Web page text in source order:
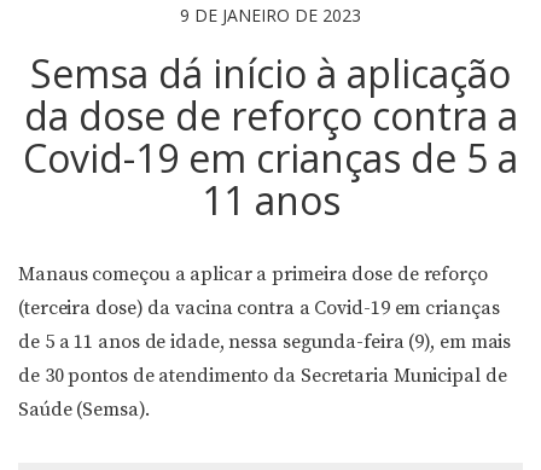
9 DE JANEIRO DE 2023
Semsa dá início à aplicação
da dose de reforço contra a
Covid-19 em crianças de 5 a
11 anos
Manaus começou a aplicar a primeira dose de reforço
(terceira dose) da vacina contra a Covid-19 em crianças
de 5 a 11 anos de idade, nessa segunda-feira (9), em mais
de 30 pontos de atendimento da Secretaria Municipal de
Saúde (Semsa).